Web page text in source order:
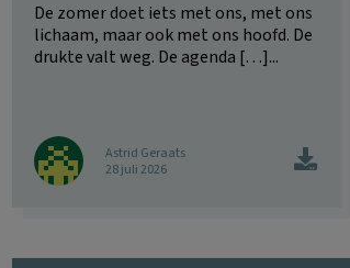
De zomer doet iets met ons, met ons
lichaam, maar ook met ons hoofd. De
drukte valt weg. De agenda […]...
Astrid Geraats
28 juli 2026